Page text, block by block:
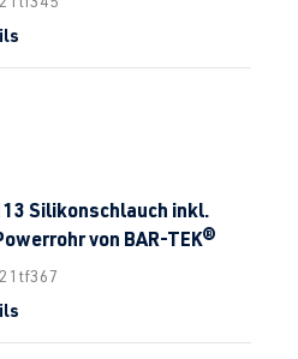
Silikonschlauch inkl.
von BAR-TEK®